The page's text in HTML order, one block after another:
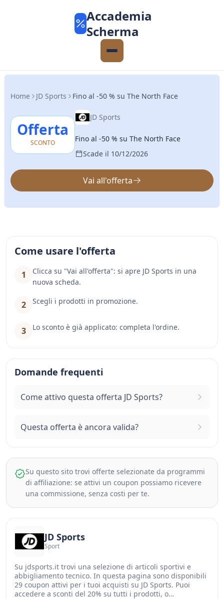
Accademia
Scherma
Home JD Sports Fino al -50 % su The North Face
Offerta
SCONTO
JD Sports
Fino al -50 % su The North Face
Scade il 10/12/2026
Vai all'offerta
Come usare l'offerta
1
Clicca su "Vai all'offerta": si apre JD Sports in una
nuova scheda.
2 Scegli i prodotti in promozione.
3 Lo sconto è già applicato: completa l'ordine.
Domande frequenti
Come attivo questa offerta JD Sports?
Questa offerta è ancora valida?
Su questo sito trovi offerte selezionate da programmi
di affiliazione: se attivi un coupon possiamo ricevere
una commissione, senza costi per te.
JD Sports
Sport
Su jdsports.it trovi una selezione di articoli sportivi e
abbigliamento tecnico. In questa pagina sono disponibili
29 coupon attivi per i tuoi acquisti su JD Sports. Puoi
accedere a sconti del 20% su tutti i prodotti, o…